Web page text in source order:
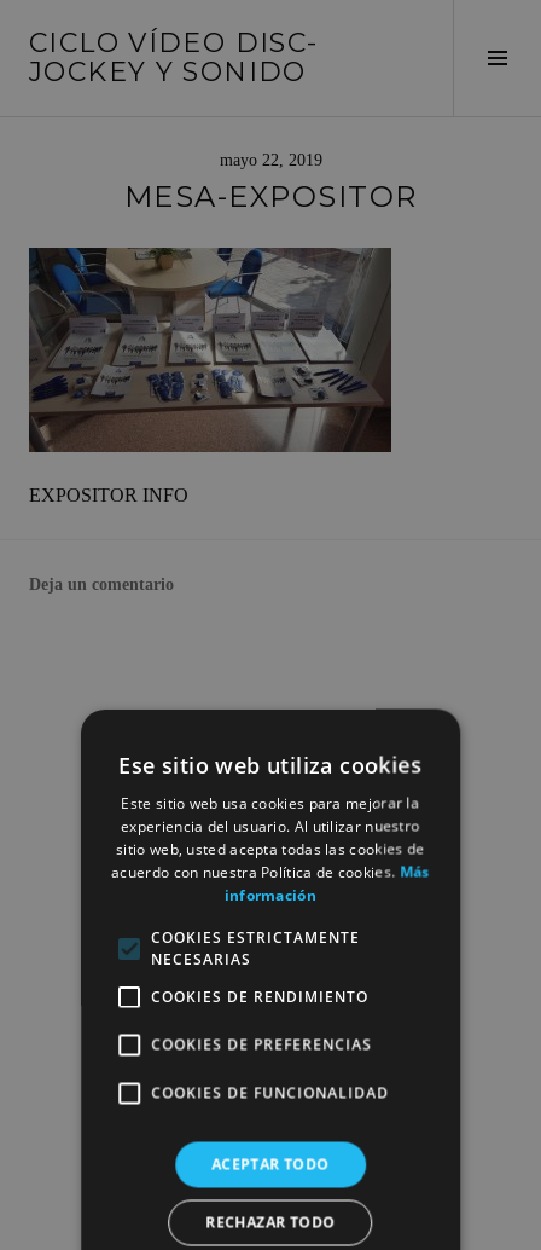
contenido
CICLO VÍDEO DISC-
JOCKEY Y SONIDO
mayo 22, 2019
MESA-EXPOSITOR
EXPOSITOR INFO
Deja un comentario
Ese sitio web utiliza cookies
Este sitio web usa cookies para mejorar la
experiencia del usuario. Al utilizar nuestro
sitio web, usted acepta todas las cookies de
acuerdo con nuestra Política de cookies. Más
información
COOKIES ESTRICTAMENTE
NECESARIAS
COOKIES DE RENDIMIENTO
COOKIES DE PREFERENCIAS
COOKIES DE FUNCIONALIDAD
ACEPTAR TODO
RECHAZAR TODO